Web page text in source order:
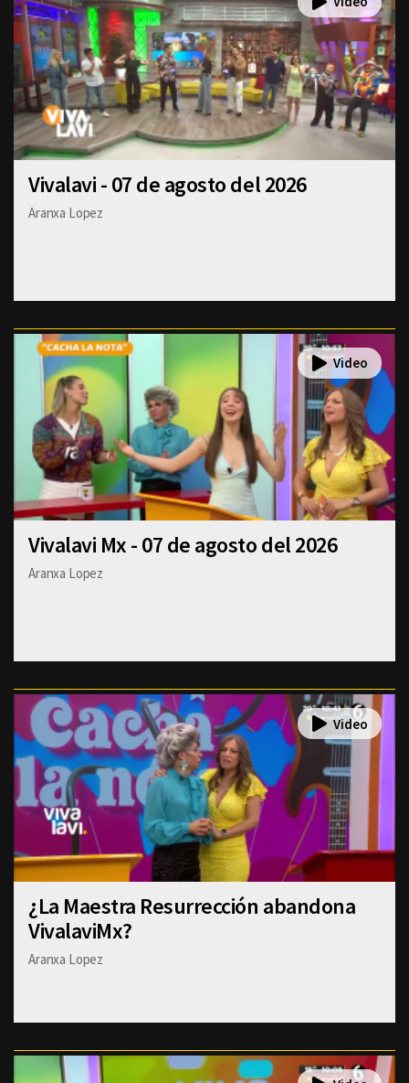
Vivalavi - 07 de agosto del 2026
Aranxa Lopez
Vivalavi Mx - 07 de agosto del 2026
Aranxa Lopez
¿La Maestra Resurrección abandona
VivalaviMx?
Aranxa Lopez